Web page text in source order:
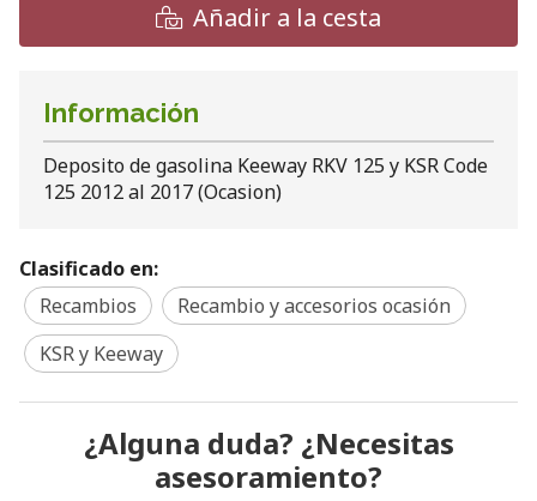
Añadir a la cesta
Información
Deposito de gasolina Keeway RKV 125 y KSR Code
125 2012 al 2017 (Ocasion)
Clasificado en:
Recambios
Recambio y accesorios ocasión
KSR y Keeway
¿Alguna duda? ¿Necesitas
asesoramiento?